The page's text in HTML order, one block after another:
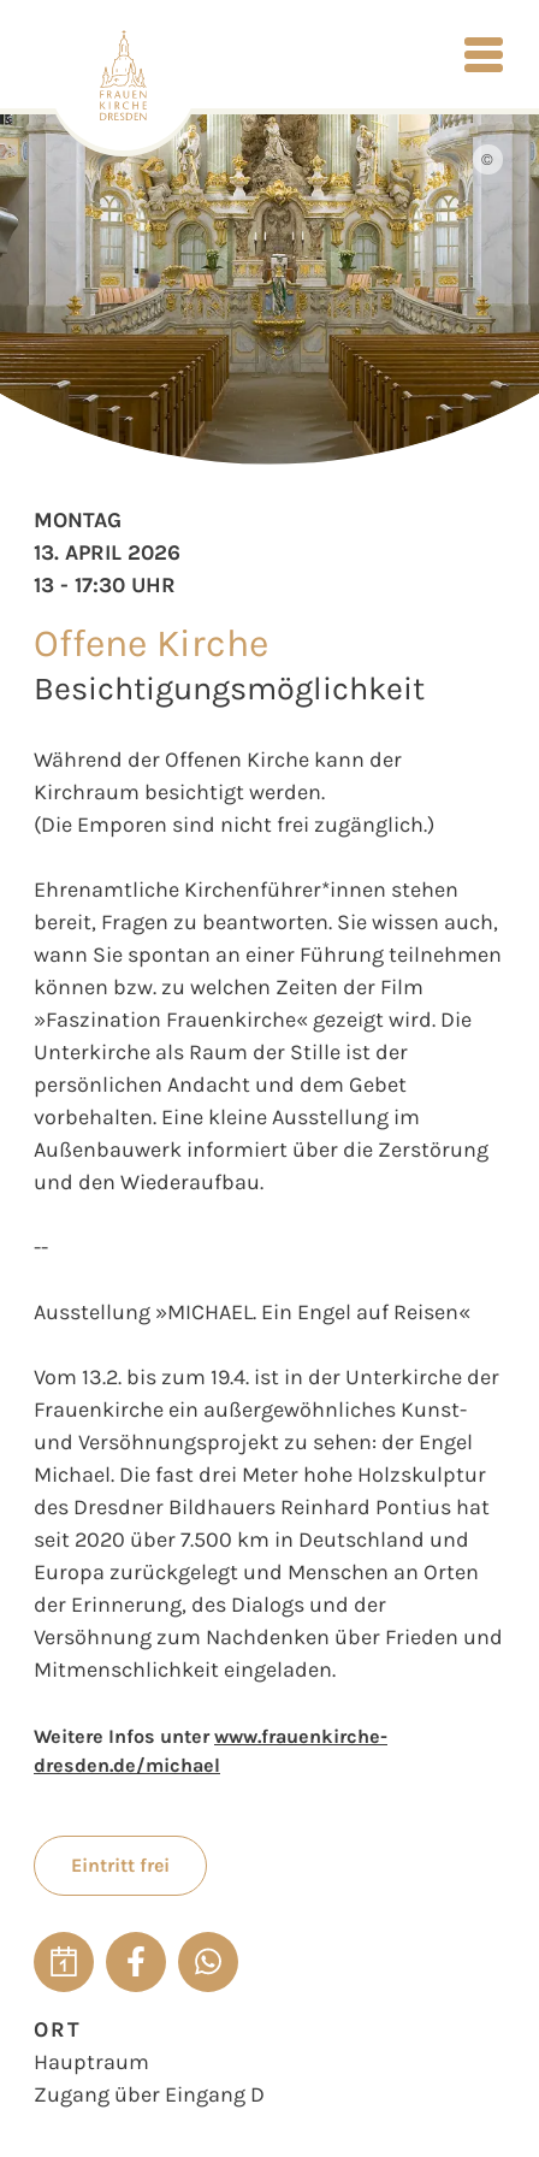
©
Offene Kirche
Besichtigungsmöglichkeit
Während der Offenen Kirche kann der
Kirchraum besichtigt werden.
(Die Emporen sind nicht frei zugänglich.)
Ehrenamtliche Kirchenführer*innen stehen
bereit, Fragen zu beantworten. Sie wissen auch,
wann Sie spontan an einer Führung teilnehmen
können bzw. zu welchen Zeiten der Film
»Faszination Frauenkirche« gezeigt wird. Die
Unterkirche als Raum der Stille ist der
persönlichen Andacht und dem Gebet
vorbehalten. Eine kleine Ausstellung im
Außenbauwerk informiert über die Zerstörung
und den Wiederaufbau.
--
Ausstellung »MICHAEL. Ein Engel auf Reisen«
Vom 13.2. bis zum 19.4. ist in der Unterkirche der
Frauenkirche ein außergewöhnliches Kunst-
und Versöhnungsprojekt zu sehen: der Engel
Michael. Die fast drei Meter hohe Holzskulptur
des Dresdner Bildhauers Reinhard Pontius hat
seit 2020 über 7.500 km in Deutschland und
Europa zurückgelegt und Menschen an Orten
der Erinnerung, des Dialogs und der
Versöhnung zum Nachdenken über Frieden und
Mitmenschlichkeit eingeladen.
Weitere Infos unterwww.frauenkirche-
dresden.de/michael
Eintritt frei
MONTAG
13. APRIL 2026
13 - 17:30 UHR
ORT
Hauptraum
Zugang über Eingang D